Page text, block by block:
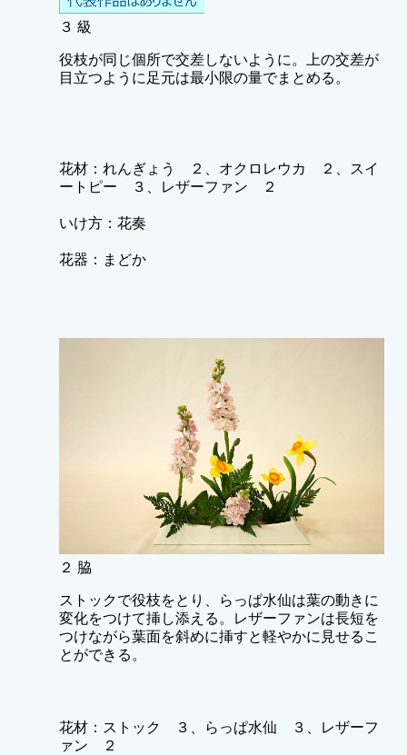
３ 級
役枝が同じ個所で交差しないように。上の交差が
目立つように足元は最小限の量でまとめる。
花材：れんぎょう ２、オクロレウカ ２、スイ
ートピー ３、レザーファン ２
いけ方：花奏
花器：まどか
２ 脇
ストックで役枝をとり、らっぱ水仙は葉の動きに
変化をつけて挿し添える。レザーファンは長短を
つけながら葉面を斜めに挿すと軽やかに見せるこ
とができる。
花材：ストック ３、らっぱ水仙 ３、レザーフ
ァン ２